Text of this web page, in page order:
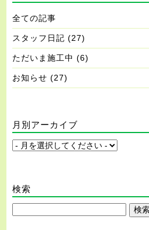
全ての記事
スタッフ日記 (27)
ただいま施工中 (6)
お知らせ (27)
月別アーカイブ
検索